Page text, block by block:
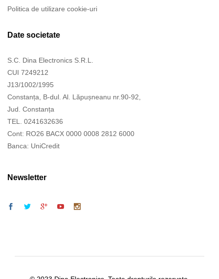
Politica de utilizare cookie-uri
Date societate
S.C. Dina Electronics S.R.L.
CUI 7249212
J13/1002/1995
Constanța, B-dul. Al. Lăpușneanu nr.90-92,
Jud. Constanța
TEL. 0241632636
Cont: RO26 BACX 0000 0008 2812 6000
Banca: UniCredit
Newsletter